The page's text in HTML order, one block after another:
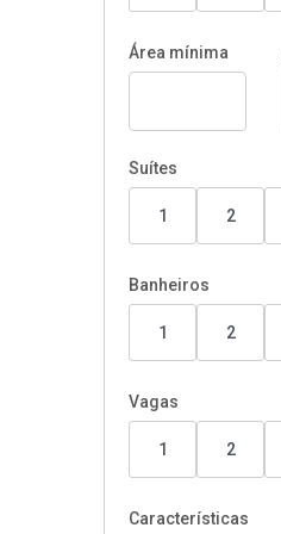
Área mínima
Suítes
1 2
Banheiros
1 2
Vagas
1 2
Características